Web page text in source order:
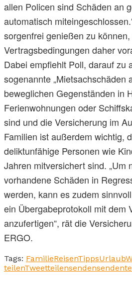
allen Policen sind Schäden an
automatisch
sorgenfrei genießen zu
Vertragsbedingungen daher
Dabei empfiehlt Poll, darauf zu
sogenannte „Mietsachschäden
beweglichen Gegenständen in
Ferienwohnungen oder
sind und die Versicherung im
Familien ist außerdem wichtig,
deliktunfähige Personen wie
Jahren mitversichert sind. „Um
vorhandene Schäden in
werden, kann es zudem
ein Übergabeprotokoll mit dem
anzufertigen“, rät die
ERGO.
Tags: FamilieReisenTippsUrlaub
teilenTweetteilensendensenden